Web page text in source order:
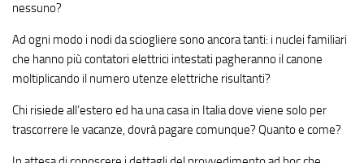
nessuno?
Ad ogni modo i nodi da sciogliere sono ancora tanti: i nuclei familiari
che hanno più contatori elettrici intestati pagheranno il canone
moltiplicando il numero utenze elettriche risultanti?
Chi risiede all’estero ed ha una casa in Italia dove viene solo per
trascorrere le vacanze, dovrà pagare comunque? Quanto e come?